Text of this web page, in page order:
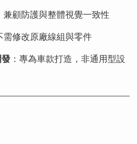
兼顧防護與整體視覺一致性
需修改原廠線組與零件
：專為車款打造，非通用型設